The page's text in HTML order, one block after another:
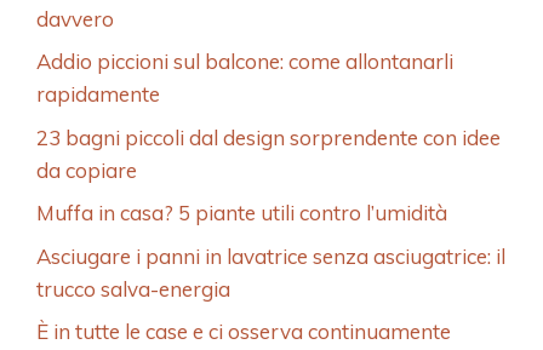
davvero
Addio piccioni sul balcone: come allontanarli
rapidamente
23 bagni piccoli dal design sorprendente con idee
da copiare
Muffa in casa? 5 piante utili contro l’umidità
Asciugare i panni in lavatrice senza asciugatrice: il
trucco salva-energia
È in tutte le case e ci osserva continuamente